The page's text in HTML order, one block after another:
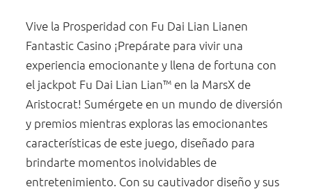
Vive la Prosperidad con Fu Dai Lian Lianen
Fantastic Casino ¡Prepárate para vivir una
experiencia emocionante y llena de fortuna con
el jackpot Fu Dai Lian Lian™ en la MarsX de
Aristocrat! Sumérgete en un mundo de diversión
y premios mientras exploras las emocionantes
características de este juego, diseñado para
brindarte momentos inolvidables de
entretenimiento. Con su cautivador diseño y sus